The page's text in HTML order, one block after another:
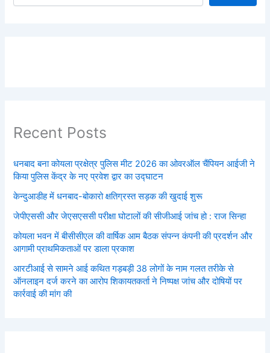
Recent Posts
धनबाद बना कोयला प्रक्षेत्र पुलिस मीट 2026 का ओवरऑल चैंपियन आईजी ने
किया पुलिस केंद्र के नए प्रवेश द्वार का उद्घाटन
केन्दुआडीह में धनबाद-बोकारो क्षतिग्रस्त सड़क की खुदाई शुरू
जेपीएससी और जेएसएससी परीक्षा घोटालों की सीजीआई जांच हो : राज सिन्हा
कोयला भवन में बीसीसीएल की वार्षिक आम बैठक संपन्न कंपनी की प्रदर्शन और
आगामी प्राथमिकताओं पर डाला प्रकाश
आरटीआई से सामने आई कथित गड़बड़ी 38 लोगों के नाम गलत तरीके से
ऑनलाइन दर्ज करने का आरोप शिकायतकर्ता ने निष्पक्ष जांच और दोषियों पर
कार्रवाई की मांग की